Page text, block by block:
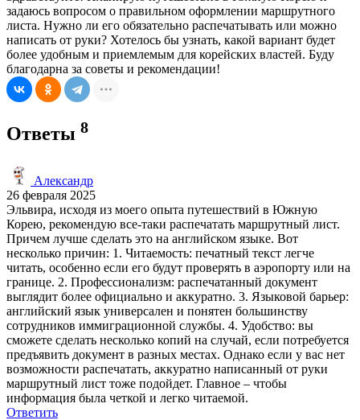
задаюсь вопросом о правильном оформлении маршрутного
листа. Нужно ли его обязательно распечатывать или можно
написать от руки? Хотелось бы узнать, какой вариант будет
более удобным и приемлемым для корейских властей. Буду
благодарна за советы и рекомендации!
Ответы 8
Александр
26 февраля 2025
Эльвира, исходя из моего опыта путешествий в Южную
Корею, рекомендую все-таки распечатать маршрутный лист.
Причем лучше сделать это на английском языке. Вот
несколько причин: 1. Читаемость: печатный текст легче
читать, особенно если его будут проверять в аэропорту или на
границе. 2. Профессионализм: распечатанный документ
выглядит более официально и аккуратно. 3. Языковой барьер:
английский язык универсален и понятен большинству
сотрудников иммиграционной службы. 4. Удобство: вы
сможете сделать несколько копий на случай, если потребуется
предъявить документ в разных местах. Однако если у вас нет
возможности распечатать, аккуратно написанный от руки
маршрутный лист тоже подойдет. Главное – чтобы
информация была четкой и легко читаемой.
Ответить